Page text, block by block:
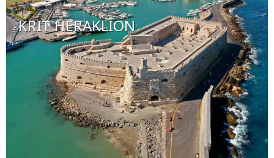
KRIT HERAKLION